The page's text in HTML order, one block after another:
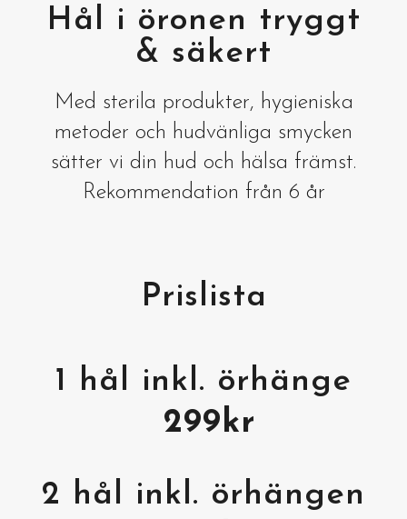
Hål i öronen tryggt
& säkert
Med sterila produkter, hygieniska
metoder och hudvänliga smycken
sätter vi din hud och hälsa främst.
Rekommendation från 6 år
Prislista
1 hål inkl. örhänge
299kr
2 hål inkl. örhängen